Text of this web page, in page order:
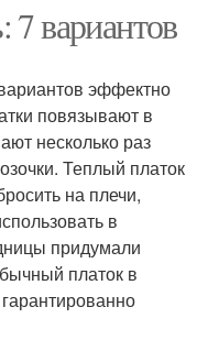
из итальянского
шелка
с большим
платком
Платок под
наряд
7 вариантов
эффектно
повязывают в
несколько раз
Теплый платок
на плечи,
в
придумали
платок в